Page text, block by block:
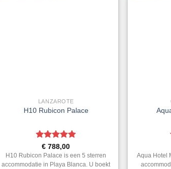
LANZAROTE
H10 Rubicon Palace
Gewaardeerd
5uit 5
€ 788,00
H10 Rubicon Palace is een 5 sterren
accommodatie in Playa Blanca. U boekt
Aqua Hotel